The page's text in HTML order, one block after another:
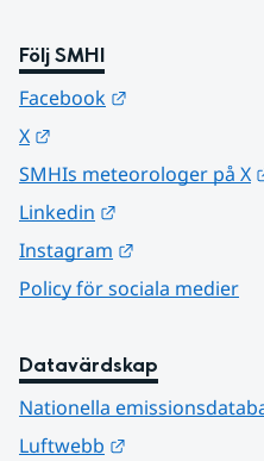
Följ SMHI
Facebook
X
SMHIs meteorologer på X
Linkedin
Instagram
Policy för sociala medier
Datavärdskap
Nationella
Luftwebb